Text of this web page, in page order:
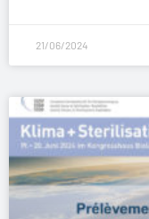
21/06/2024